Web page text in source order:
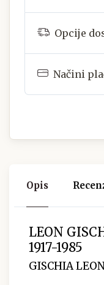
Opcije
Načini
Opis
LEON
1917-1985
GISCHIA